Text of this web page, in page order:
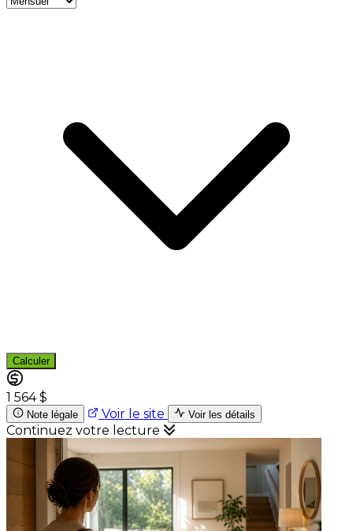
Calculer
1 564 $
Note légale Voir le site Voir les détails
Continuez votre lecture